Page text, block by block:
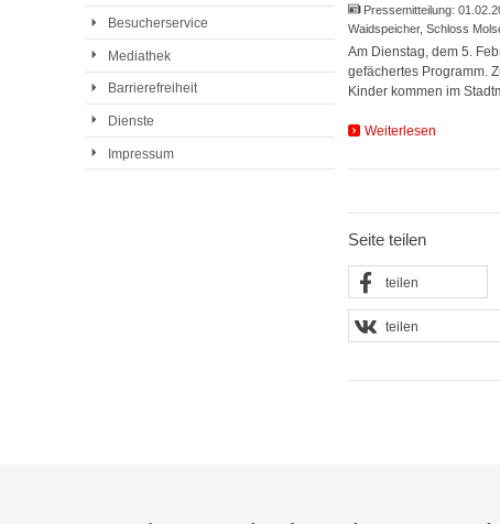
Pressemitteilung:
Waidspeicher, Schloss
Am Dienstag, dem 5.
gefächertes Programm.
Kinder kommen im
Weiterlesen
Seite teilen
teilen
teilen
Besucherservice
Mediathek
Barrierefreiheit
Dienste
Impressum